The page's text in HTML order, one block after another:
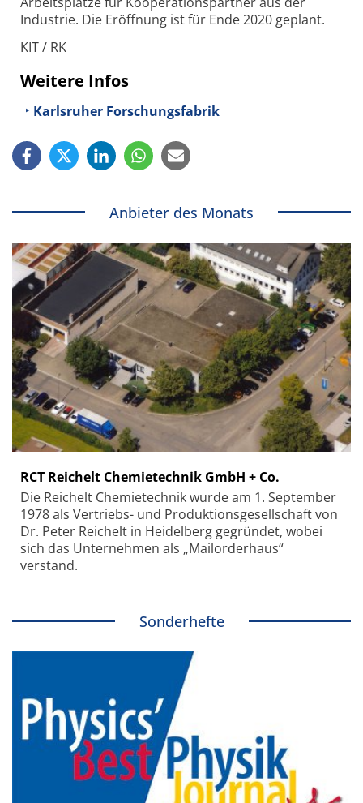
Industrie. Die Eröff­nung ist für Ende 2020 geplant.
KIT / RK
Weitere Infos
Karlsruher Forschungsfabrik
Anbieter des Monats
RCT Reichelt Chemietechnik GmbH + Co.
Die Reichelt Chemietechnik wurde am 1. September
1978 als Vertriebs- und Produktionsgesellschaft von
Dr. Peter Reichelt in Heidelberg gegründet, wobei
sich das Unternehmen als „Mailorderhaus“
verstand.
Sonderhefte